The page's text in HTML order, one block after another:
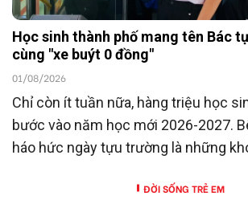
Học sinh thành phố mang tên Bác
cùng "xe buýt 0 đồng"
01/08/2026
Chỉ còn ít tuần nữa, hàng triệu học
bước vào năm học mới 2026-2027.
háo hức ngày tựu trường là những
ĐỜI SỐNG TRẺ EM